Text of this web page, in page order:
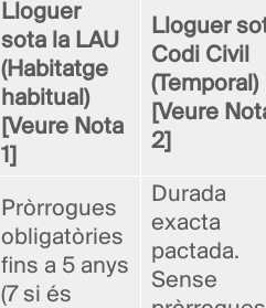
Lloguer
sota la LAU
(Habitatge
habitual)
[Veure Nota
1]
Lloguer
Codi Civil
(Temporal)
[Veure
2]
Pròrrogues
obligatòries
fins a 5 anys
(7 si és
Durada
exacta
pactada.
Sense